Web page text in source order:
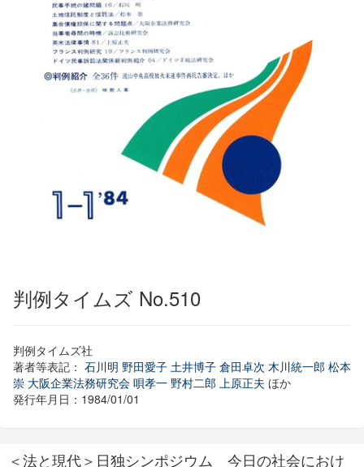
判例タイムズ No.510
判例タイムズ社
著者等表記： 石川明 野田愛子 土井博子 倉田卓次 木川統一郎 松本
崇 大阪企業法務研究会 唄孝一 野村二郎 上原正夫 ほか
発行年月日：1984/01/01
＜法と現代＞日独シンポジウム 今日の社会におけ